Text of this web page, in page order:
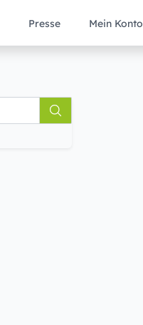
Presse Mein Konto